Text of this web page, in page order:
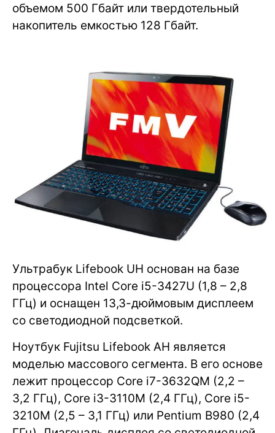
объемом 500 Гбайт или твердотельный
накопитель емкостью 128 Гбайт.
Ультрабук Lifebook UH основан на базе
процессора Intel Core i5-3427U (1,8 – 2,8
ГГц) и оснащен 13,3-дюймовым дисплеем
со светодиодной подсветкой.
Ноутбук Fujitsu Lifebook AH является
моделью массового сегмента. В его основе
лежит процессор Core i7-3632QM (2,2 –
3,2 ГГц), Core i3-3110M (2,4 ГГц), Core i5-
3210M (2,5 – 3,1 ГГц) или Pentium B980 (2,4